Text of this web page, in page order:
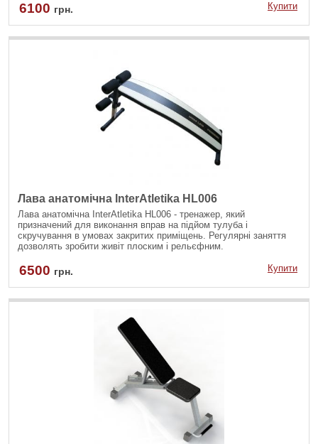
6100 грн. Купити
Лава анатомічна InterAtletika HL006
Лава анатомічна InterAtletika HL006 - тренажер, який
призначений для виконання вправ на підйом тулуба і
скручування в умовах закритих приміщень. Регулярні заняття
дозволять зробити живіт плоским і рельєфним.
6500 грн. Купити